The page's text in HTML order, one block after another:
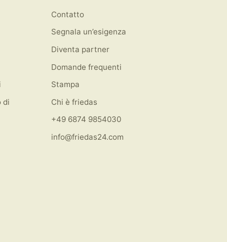
di
Contatto
Segnala un’esigenza
Diventa partner
Domande frequenti
Stampa
Chi è friedas
+49 6874 9854030
info@friedas24.com